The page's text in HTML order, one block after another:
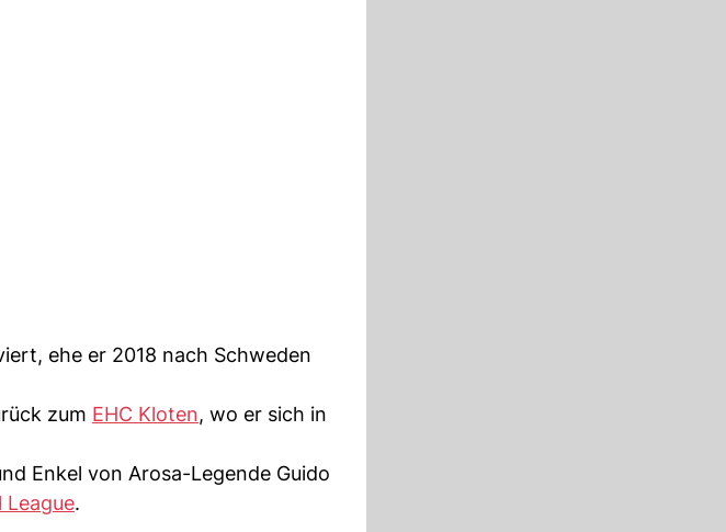
ehe er 2018 nach Schweden
zum EHC Kloten, wo er sich in
Enkel von Arosa-Legende Guido
League.